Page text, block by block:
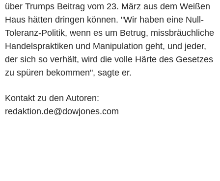
über Trumps Beitrag vom 23. März aus dem Weißen
Haus hätten dringen können. "Wir haben eine Null-
Toleranz-Politik, wenn es um Betrug, missbräuchliche
Handelspraktiken und Manipulation geht, und jeder,
der sich so verhält, wird die volle Härte des Gesetzes
zu spüren bekommen", sagte er.
Kontakt zu den Autoren:
redaktion.de@dowjones.com